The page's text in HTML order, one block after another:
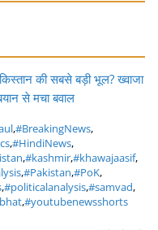
की सबसे बड़ी भूल? ख्वाजा
से मचा बवाल
,#BreakingNews,
,#HindiNews,
,#kashmir,#khawajaasif,
,#Pakistan,#PoK,
,#politicalanalysis,#samvad,
,#youtubenewsshorts